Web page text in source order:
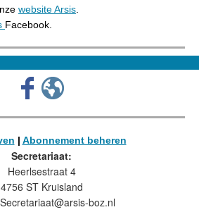
website Arsis
Facebook.
| Abonnement beheren
Secretariaat:
Heerlsestraat 4
4756 ST Kruisland
Secretariaat@arsis-boz.nl